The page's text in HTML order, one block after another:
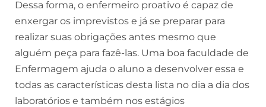
Dessa forma, o enfermeiro proativo é capaz de
enxergar os imprevistos e já se preparar para
realizar suas obrigações antes mesmo que
alguém peça para fazê-las. Uma boa faculdade de
Enfermagem ajuda o aluno a desenvolver essa e
todas as características desta lista no dia a dia dos
laboratórios e também nos estágios